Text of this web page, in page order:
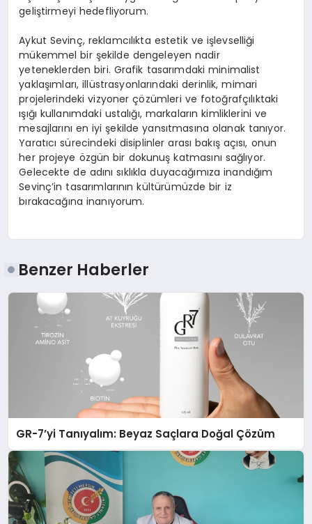
geliştirmeyi hedefliyorum.
Aykut Sevinç, reklamcılıkta estetik ve işlevselliği
mükemmel bir şekilde dengeleyen nadir
yeteneklerden biri. Grafik tasarımdaki minimalist
yaklaşımları, illüstrasyonlarındaki derinlik, mimari
projelerindeki vizyoner çözümleri ve fotoğrafçılıktaki
ışığı kullanımdaki ustalığı, markaların kimliklerini ve
mesajlarını en iyi şekilde yansıtmasına olanak tanıyor.
Yaratıcı sürecindeki disiplinler arası bakış açısı, onun
her projeye özgün bir dokunuş katmasını sağlıyor.
Gelecekte de adını sıklıkla duyacağımıza inandığım
Sevinç’in tasarımlarının kültürümüzde bir iz
bırakacağına inanıyorum.
Benzer Haberler
GR-7’yi Tanıyalım: Beyaz Saçlara Doğal Çözüm